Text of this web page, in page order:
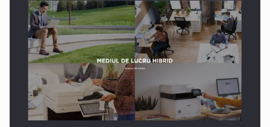
Producatorii si comerciantii care nu se supun noilor
reglementari…